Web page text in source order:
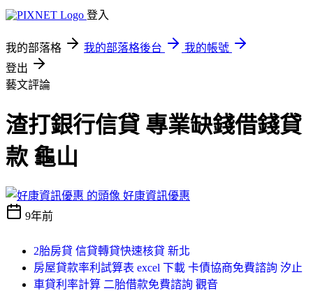
登入
我的部落格 我的部落格後台
我的帳號
登出
藝文評論
渣打銀行信貸 專業缺錢借錢貸
款 龜山
好康資訊優惠
9年前
2胎房貸 信貸轉貸快速核貸 新北
房屋貸款率利試算表 excel 下載 卡債協商免費諮詢 汐止
車貸利率計算 二胎借款免費諮詢 觀音